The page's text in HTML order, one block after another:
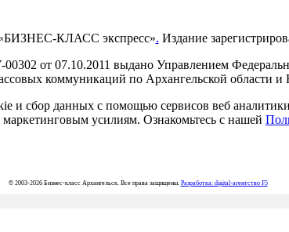
КЛАСС экспресс». Издание
от 07.10.2011 выдано Управлением
коммуникаций по Архангельской области и
и сбор данных с помощью сервисов веб
усилиям. Ознакомьтесь с нашей
© 2003-2026 Бизнес-класс Архангельск. Все права защищены. Разработка: digital-агентство F5